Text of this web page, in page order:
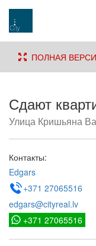
ПОЛНАЯ
Сдают
Улица Кришьяна
Контакты:
Edgars
+371 27065516
edgars@cityreal.lv
+371 27065516